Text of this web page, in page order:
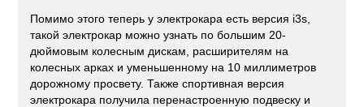
Помимо этого теперь у электрокара есть версия i3s,
такой электрокар можно узнать по большим 20-
дюймовым колесным дискам, расширителям на
колесных арках и уменьшенному на 10 миллиметров
дорожному просвету. Также спортивная версия
электрокара получила перенастроенную подвеску и